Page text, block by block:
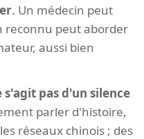
. Un médecin peut
reconnu peut aborder
aussi bien
pas d'un silence
parler d'histoire,
réseaux chinois ; des